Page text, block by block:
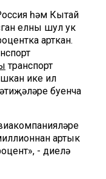
һәм Кытай
елның шул ук
арткан.
транспорт
ике ил
буенча
артык
- диелә